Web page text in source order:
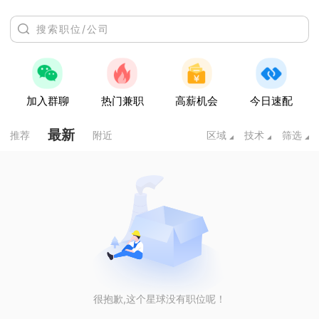
加入群聊 热门兼职 高薪机会 今日速配
推荐 最新 附近 区域 技术 筛选
很抱歉,这个星球没有职位呢！